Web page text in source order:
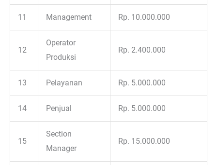
11 Management Rp. 10.000.000
12
Operator
Produksi
Rp. 2.400.000
13 Pelayanan Rp. 5.000.000
14 Penjual Rp. 5.000.000
15
Section
Manager
Rp. 15.000.000